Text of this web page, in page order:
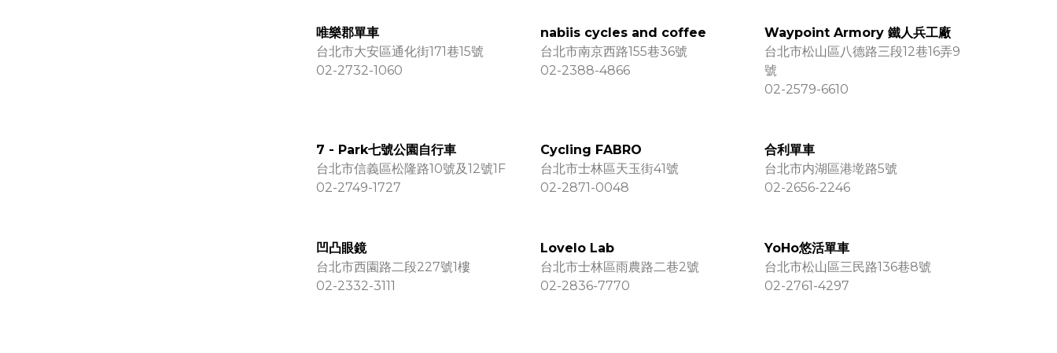
唯樂郡單車
台北市大安區通化街171巷15號
02-2732-1060
nabiis cycles and coffee
台北市南京西路155巷36號
02-2388-4866
Waypoint Armory 鐵人兵工廠
台北市松山區八德路三段12巷16弄9
號
02-2579-6610
7 - Park七號公園自行車
台北市信義區松隆路10號及12號1F
02-2749-1727
Cycling FABRO
台北市士林區天玉街41號
02-2871-0048
合利單車
台北市内湖區港墘路5號
02-2656-2246
凹凸眼鏡
台北市西園路二段227號1樓
02-2332-3111
Lovelo Lab
台北市士林區雨農路二巷2號
02-2836-7770
YoHo悠活單車
台北市松山區三民路136巷8號
02-2761-4297